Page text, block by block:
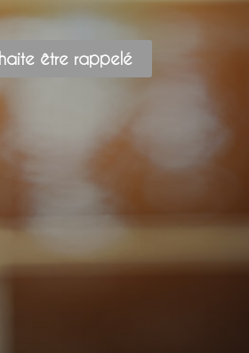
être rappelé